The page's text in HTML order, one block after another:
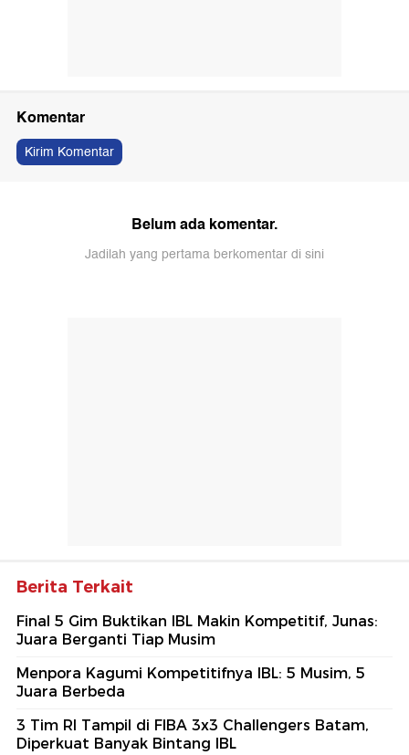
Komentar
Kirim Komentar
Belum ada komentar.
Jadilah yang pertama berkomentar di sini
Berita Terkait
Final 5 Gim Buktikan IBL Makin Kompetitif, Junas:
Juara Berganti Tiap Musim
Menpora Kagumi Kompetitifnya IBL: 5 Musim, 5
Juara Berbeda
3 Tim RI Tampil di FIBA 3x3 Challengers Batam,
Diperkuat Banyak Bintang IBL